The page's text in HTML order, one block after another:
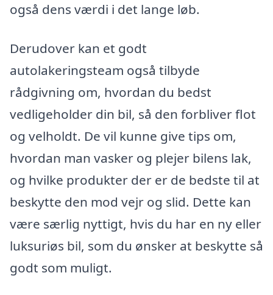
også dens værdi i det lange løb.
Derudover kan et godt
autolakeringsteam også tilbyde
rådgivning om, hvordan du bedst
vedligeholder din bil, så den forbliver flot
og velholdt. De vil kunne give tips om,
hvordan man vasker og plejer bilens lak,
og hvilke produkter der er de bedste til at
beskytte den mod vejr og slid. Dette kan
være særlig nyttigt, hvis du har en ny eller
luksuriøs bil, som du ønsker at beskytte så
godt som muligt.